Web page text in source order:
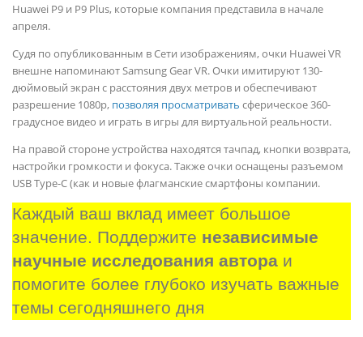
Huawei P9 и P9 Plus, которые компания представила в начале
апреля.
Судя по опубликованным в Сети изображениям, очки Huawei VR
внешне напоминают Samsung Gear VR. Очки имитируют 130-
дюймовый экран с расстояния двух метров и обеспечивают
разрешение 1080p, позволяя просматривать сферическое 360-
градусное видео и играть в игры для виртуальной реальности.
На правой стороне устройства находятся тачпад, кнопки возврата,
настройки громкости и фокуса. Также очки оснащены разъемом
USB Type-C (как и новые флагманские смартфоны компании.
Каждый ваш вклад имеет большое
значение. Поддержите независимые
научные исследования автора и
помогите более глубоко изучать важные
темы сегодняшнего дня